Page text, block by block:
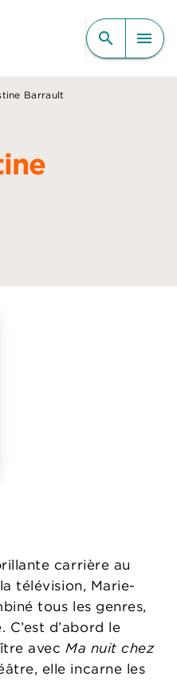
CONTENU
search menu
Barrault
carrière au
télévision, Marie-
tous les genres,
d’abord le
avecMa nuit chez
elle incarne les